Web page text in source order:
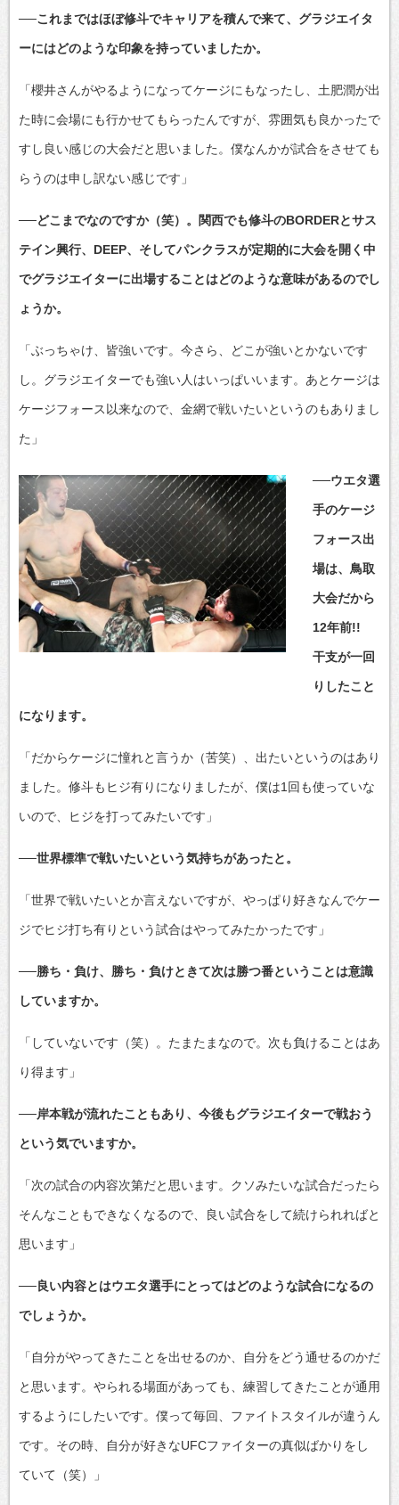
──これまではほぼ修斗でキャリアを積んで来て、グラジエイタ
ーにはどのような印象を持っていましたか。
「櫻井さんがやるようになってケージにもなったし、土肥潤が出
た時に会場にも行かせてもらったんですが、雰囲気も良かったで
すし良い感じの大会だと思いました。僕なんかが試合をさせても
らうのは申し訳ない感じです」
──どこまでなのですか（笑）。関西でも修斗のBORDERとサス
テイン興行、DEEP、そしてパンクラスが定期的に大会を開く中
でグラジエイターに出場することはどのような意味があるのでし
ょうか。
「ぶっちゃけ、皆強いです。今さら、どこが強いとかないです
し。グラジエイターでも強い人はいっぱいいます。あとケージは
ケージフォース以来なので、金網で戦いたいというのもありまし
た」
──ウエタ選
手のケージ
フォース出
場は、鳥取
大会だから
12年前!!
干支が一回
りしたこと
になります。
「だからケージに憧れと言うか（苦笑）、出たいというのはあり
ました。修斗もヒジ有りになりましたが、僕は1回も使っていな
いので、ヒジを打ってみたいです」
──世界標準で戦いたいという気持ちがあったと。
「世界で戦いたいとか言えないですが、やっぱり好きなんでケー
ジでヒジ打ち有りという試合はやってみたかったです」
──勝ち・負け、勝ち・負けときて次は勝つ番ということは意識
していますか。
「していないです（笑）。たまたまなので。次も負けることはあ
り得ます」
──岸本戦が流れたこともあり、今後もグラジエイターで戦おう
という気でいますか。
「次の試合の内容次第だと思います。クソみたいな試合だったら
そんなこともできなくなるので、良い試合をして続けられればと
思います」
──良い内容とはウエタ選手にとってはどのような試合になるの
でしょうか。
「自分がやってきたことを出せるのか、自分をどう通せるのかだ
と思います。やられる場面があっても、練習してきたことが通用
するようにしたいです。僕って毎回、ファイトスタイルが違うん
です。その時、自分が好きなUFCファイターの真似ばかりをし
ていて（笑）」